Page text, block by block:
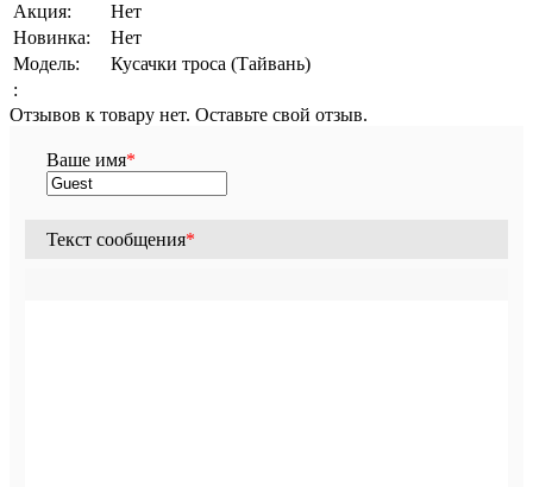
Акция:
Нет
Новинка:
Нет
Модель:
Кусачки троса (Тайвань)
:
Отзывов к товару нет. Оставьте свой отзыв.
Ваше имя*
Текст сообщения*